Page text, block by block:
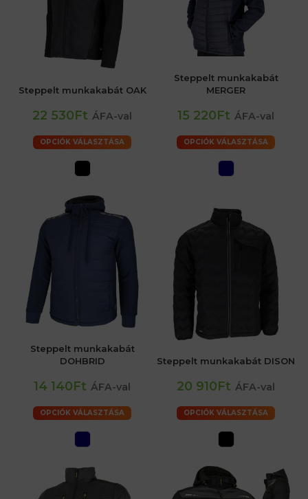
Steppelt munkakabát OAK
22 530Ft ÁFA-val
OPCIÓK VÁLASZTÁSA
Steppelt munkakabát
MERGER
15 220Ft ÁFA-val
OPCIÓK VÁLASZTÁSA
Steppelt munkakabát
DOHBRID
14 140Ft ÁFA-val
OPCIÓK VÁLASZTÁSA
Steppelt munkakabát DISON
20 910Ft ÁFA-val
OPCIÓK VÁLASZTÁSA